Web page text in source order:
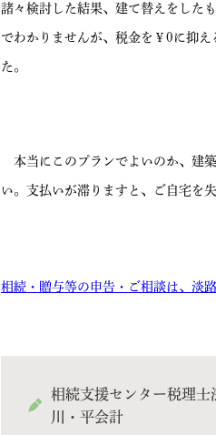
諸々検討した結果、建て替えをした
でわかりませんが、税金を￥0に抑
た。
本当にこのプランでよいのか、建
い。支払いが滞りますと、ご自宅を
相続・贈与等の申告・ご相談は、淡
相続支援センター税理士
川・平会計